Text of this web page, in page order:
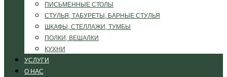
ПИСЬМЕННЫЕ СТОЛЫ
СТУЛЬЯ, ТАБУРЕТЫ, БАРНЫЕ СТУЛЬЯ
ШКАФЫ, СТЕЛЛАЖИ, ТУМБЫ
ПОЛКИ, ВЕШАЛКИ
КУХНИ
УСЛУГИ
О НАС